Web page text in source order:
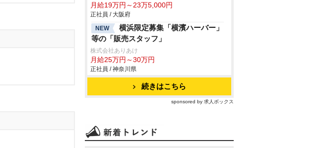
月給19万円～23万5,000円
正社員 / 大阪府
NEW
横浜限定募集「横濱ハーバー」
等の「販売スタッフ」
株式会社ありあけ
月給25万円～30万円
正社員 / 神奈川県
続きはこちら
sponsored by 求人ボックス